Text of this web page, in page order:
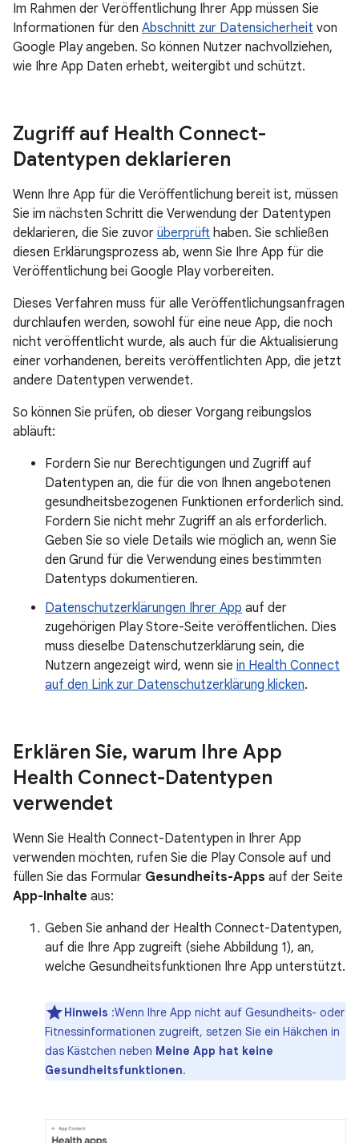
Im Rahmen der Veröffentlichung Ihrer App müssen Sie
Informationen für den Abschnitt zur Datensicherheit von
Google Play angeben. So können Nutzer nachvollziehen,
wie Ihre App Daten erhebt, weitergibt und schützt.
Zugriff auf Health Connect-
Datentypen deklarieren
Wenn Ihre App für die Veröffentlichung bereit ist, müssen
Sie im nächsten Schritt die Verwendung der Datentypen
deklarieren, die Sie zuvor überprüft haben. Sie schließen
diesen Erklärungsprozess ab, wenn Sie Ihre App für die
Veröffentlichung bei Google Play vorbereiten.
Dieses Verfahren muss für alle Veröffentlichungsanfragen
durchlaufen werden, sowohl für eine neue App, die noch
nicht veröffentlicht wurde, als auch für die Aktualisierung
einer vorhandenen, bereits veröffentlichten App, die jetzt
andere Datentypen verwendet.
So können Sie prüfen, ob dieser Vorgang reibungslos
abläuft:
Fordern Sie nur Berechtigungen und Zugriff auf
Datentypen an, die für die von Ihnen angebotenen
gesundheitsbezogenen Funktionen erforderlich sind.
Fordern Sie nicht mehr Zugriff an als erforderlich.
Geben Sie so viele Details wie möglich an, wenn Sie
den Grund für die Verwendung eines bestimmten
Datentyps dokumentieren.
Datenschutzerklärungen Ihrer App auf der
zugehörigen Play Store-Seite veröffentlichen. Dies
muss dieselbe Datenschutzerklärung sein, die
Nutzern angezeigt wird, wenn sie in Health Connect
auf den Link zur Datenschutzerklärung klicken.
Erklären Sie, warum Ihre App
Health Connect-Datentypen
verwendet
Wenn Sie Health Connect-Datentypen in Ihrer App
verwenden möchten, rufen Sie die Play Console auf und
füllen Sie das Formular Gesundheits-Apps auf der Seite
App-Inhalte aus:
Geben Sie anhand der Health Connect-Datentypen,
auf die Ihre App zugreift (siehe Abbildung 1), an,
welche Gesundheitsfunktionen Ihre App unterstützt.
Hinweis :Wenn Ihre App nicht auf Gesundheits- oder
Fitnessinformationen zugreift, setzen Sie ein Häkchen in
das Kästchen neben Meine App hat keine
Gesundheitsfunktionen.